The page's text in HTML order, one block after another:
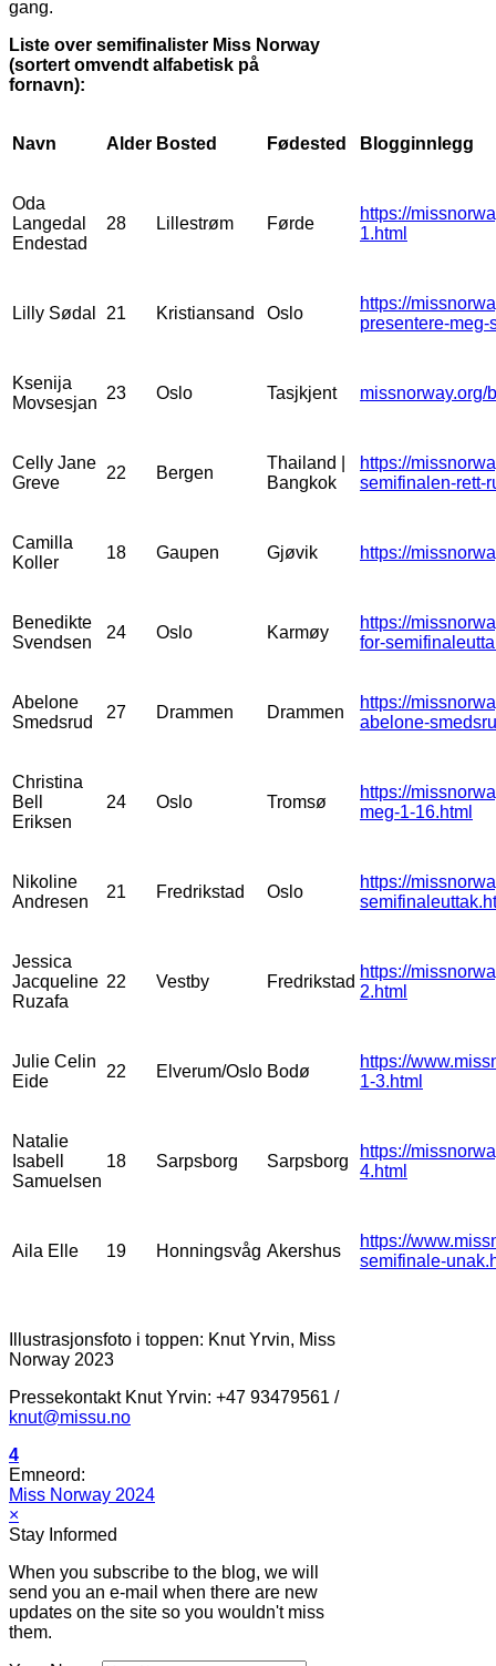
gang.
Liste over semifinalister Miss Norway
(sortert omvendt alfabetisk på
fornavn):
Navn Alder Bosted Fødested Blogginnlegg
Oda
Langedal
Endestad
28 Lillestrøm Førde
https://
1.html
Lilly Sødal 21 Kristiansand Oslo
https://
presentere-
Ksenija
Movsesjan
23 Oslo Tasjkjent missnorway.org/
Celly Jane
Greve
22 Bergen
Thailand |
Bangkok
https://
semifinalen-rett-
Camilla
Koller
18 Gaupen Gjøvik https://
Benedikte
Svendsen
24 Oslo Karmøy
https://
for-
Abelone
Smedsrud
27 Drammen Drammen
https://
abelone-
Christina
Bell
Eriksen
24 Oslo Tromsø
https://
meg-1-16.html
Nikoline
Andresen
21 Fredrikstad Oslo
https://
Jessica
Jacqueline
Ruzafa
22 Vestby Fredrikstad
https://
2.html
Julie Celin
Eide
22 Elverum/Oslo Bodø
https://
1-3.html
Natalie
Isabell
Samuelsen
18 Sarpsborg Sarpsborg
https://
4.html
Aila Elle 19 Honningsvåg Akershus
https://
semifinale-
Illustrasjonsfoto i toppen: Knut Yrvin, Miss
Norway 2023
Pressekontakt Knut Yrvin: +47 93479561 /
knut@missu.no
4
Emneord:
Miss Norway 2024
×
Stay Informed
When you subscribe to the blog, we will
send you an e-mail when there are new
updates on the site so you wouldn't miss
them.